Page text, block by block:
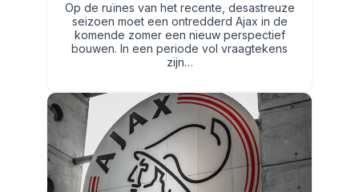
Op de ruïnes van het recente, desastreuze
seizoen moet een ontredderd Ajax in de
komende zomer een nieuw perspectief
bouwen. In een periode vol vraagtekens
zijn…